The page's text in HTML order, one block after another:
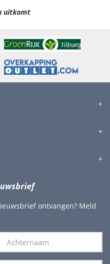
uitkomt
ontvangen? Meld